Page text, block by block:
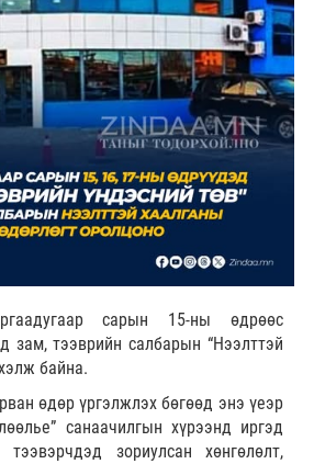
сарын 15-ны өдрөөс
зам, тээврийн салбарын “Нээлттэй
байна.
өдөр үргэлжлэх бөгөөд энэ үеэр
санаачилгын хүрээнд иргэд
зориулсан хөнгөлөлт,